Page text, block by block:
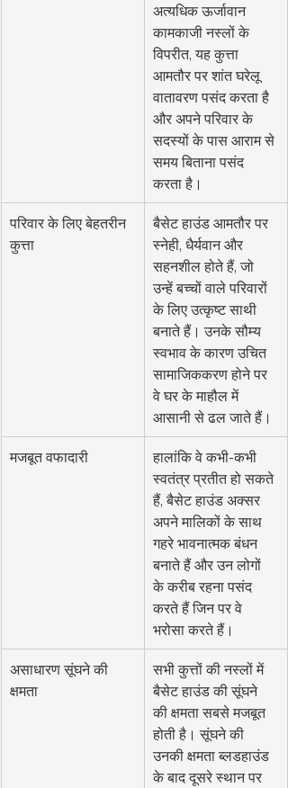
अत्यधिक ऊर्जावान
कामकाजी नस्लों के
विपरीत, यह कुत्ता
आमतौर पर शांत घरेलू
वातावरण पसंद करता है
और अपने परिवार के
सदस्यों के पास आराम से
समय बिताना पसंद
करता है।
परिवार के लिए बेहतरीन
कुत्ता
बैसेट हाउंड आमतौर पर
स्नेही, धैर्यवान और
सहनशील होते हैं, जो
उन्हें बच्चों वाले परिवारों
के लिए उत्कृष्ट साथी
बनाते हैं। उनके सौम्य
स्वभाव के कारण उचित
सामाजिककरण होने पर
वे घर के माहौल में
आसानी से ढल जाते हैं।
मजबूत वफादारी
हालांकि वे कभी-कभी
स्वतंत्र प्रतीत हो सकते
हैं, बैसेट हाउंड अक्सर
अपने मालिकों के साथ
गहरे भावनात्मक बंधन
बनाते हैं और उन लोगों
के करीब रहना पसंद
करते हैं जिन पर वे
भरोसा करते हैं।
असाधारण सूंघने की
क्षमता
सभी कुत्तों की नस्लों में
बैसेट हाउंड की सूंघने
की क्षमता सबसे मजबूत
होती है। सूंघने की
उनकी क्षमता ब्लडहाउंड
के बाद दूसरे स्थान पर